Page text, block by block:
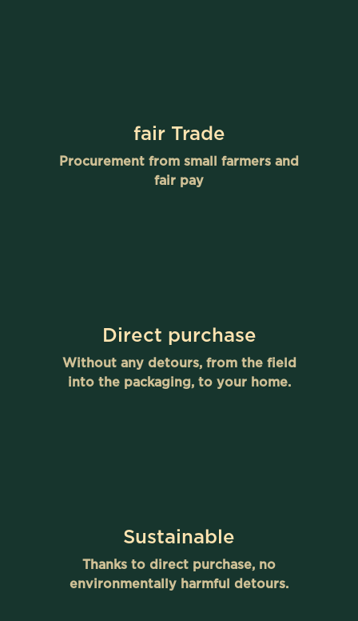
fair Trade
Procurement from small farmers and
fair pay
Direct purchase
Without any detours, from the field
into the packaging, to your home.
Sustainable
Thanks to direct purchase, no
environmentally harmful detours.